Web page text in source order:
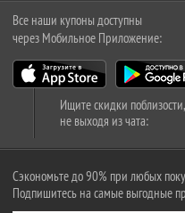
Все наши купоны доступны
через Мобильное Приложение:
Ищите скидки поблизости,
не выходя из чата:
Сэкономьте до 90% при любых
Подпишитесь на самые выгодные